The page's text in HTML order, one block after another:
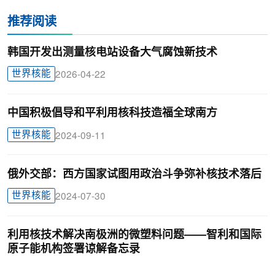
推荐阅读
韩国开发出测量核电站设备大气腐蚀新技术
世界核能 2026-04-22
中国积极倡导和平利用核科技造福全球南方
世界核能 2024-09-11
俄外交部：西方国家试图用政治斗争弥补核技术落后
世界核能 2024-07-30
利用核技术解决南极洲的微塑料问题——智利和国际
原子能机构签署谅解备忘录